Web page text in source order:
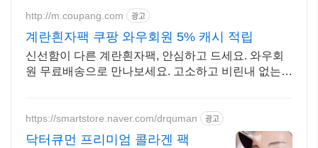
http://m.coupang.com 광고
계란흰자팩 쿠팡 와우회원 5% 캐시 적립
신선함이 다른 계란흰자팩, 안심하고 드세요. 와우회
원 무료배송으로 만나보세요. 고소하고 비린내 없는
https://smartstore.naver.com/drquman 광고
닥터큐먼 프리미엄 콜라겐 팩